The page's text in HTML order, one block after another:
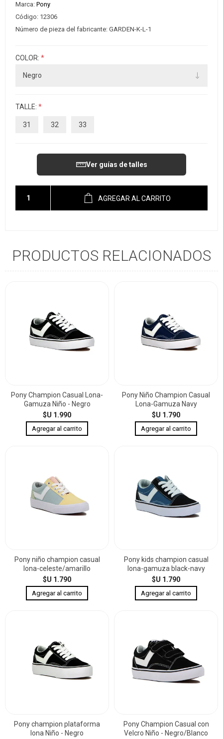
Marca: Pony
Código: 12306
Número de pieza del fabricante: GARDEN-K-L-1
COLOR: *
TALLE: *
31 32 33
Ver guías de talles
AGREGAR AL CARRITO
PRODUCTOS RELACIONADOS
Pony Champion Casual Lona-
Gamuza Niño - Negro
$U 1.990
Pony Niño Champion Casual
Lona-Gamuza Navy
$U 1.790
Pony niño champion casual
lona-celeste/amarillo
$U 1.790
Pony kids champion casual
lona-gamuza black-navy
$U 1.790
Pony champion plataforma
lona Niño - Negro
Pony Champion Casual con
Velcro Niño - Negro/Blanco